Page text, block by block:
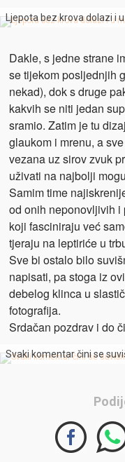
Ljepota bez krova dolazi i
Dakle, s jedne strane
se tijekom posljednjih
nekad), dok s druge
kakvih se niti jedan
sramio. Zatim je tu
glaukom i mrenu, a
vezana uz sirov zvuk
uživati na najbolji
Samim time
od onih neponovljivih
koji fasciniraju već
tjeraju na leptiriće u
Sve bi ostalo bilo
napisati, pa stoga iz
debelog klinca u
fotografija.
Srdačan pozdrav i do
Svaki komentar čini se